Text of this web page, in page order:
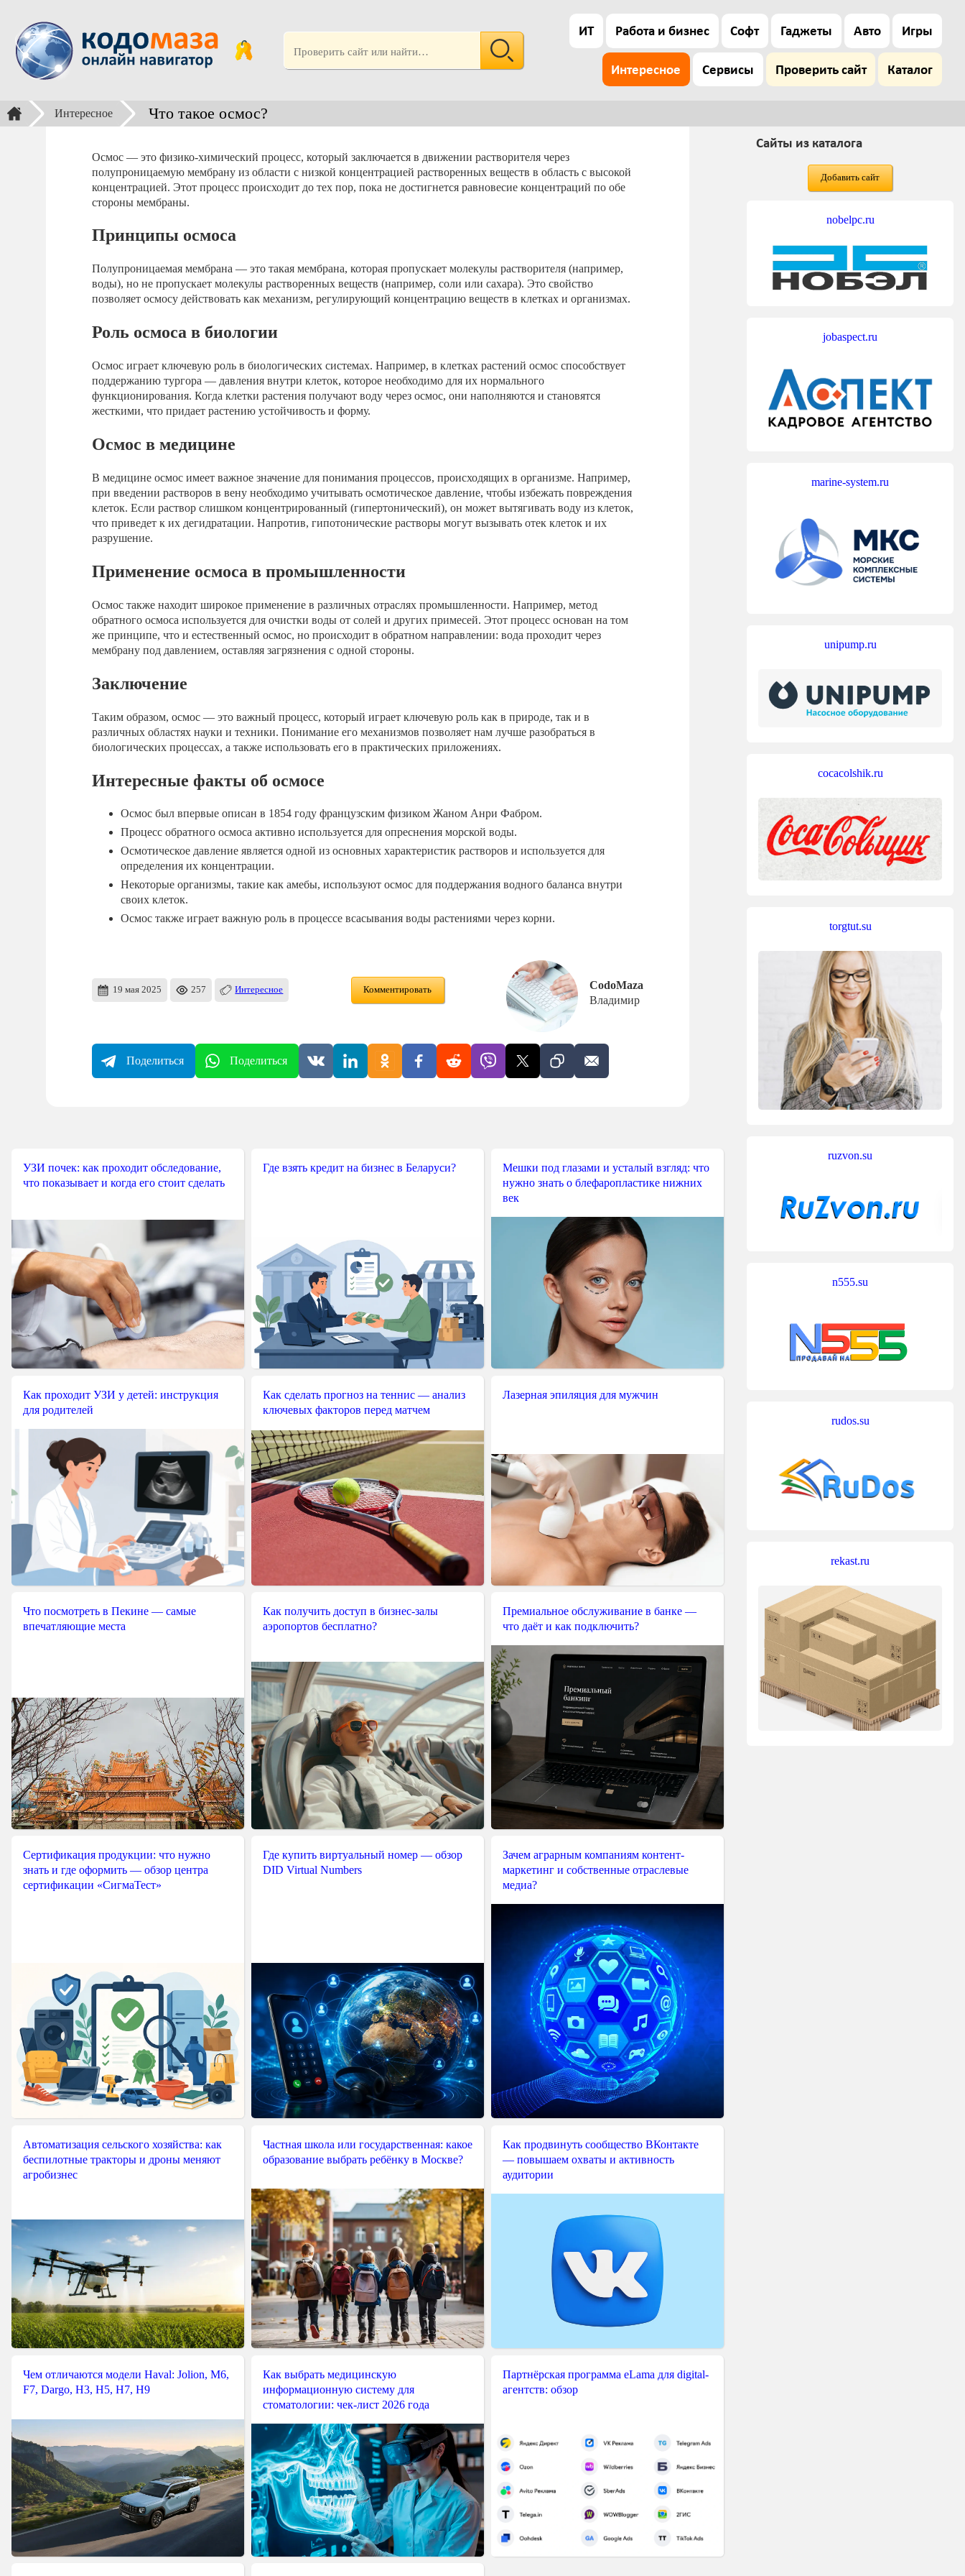
ИТ Работа и бизнес Софт Гаджеты Авто Игры
Интересное Сервисы Проверить сайт Каталог
Интересное Что такое осмос?
Осмос — это физико-химический процесс, который заключается в движении растворителя через
полупроницаемую мембрану из области с низкой концентрацией растворенных веществ в область с высокой
концентрацией. Этот процесс происходит до тех пор, пока не достигнется равновесие концентраций по обе
стороны мембраны.
Принципы осмоса
Полупроницаемая мембрана — это такая мембрана, которая пропускает молекулы растворителя (например,
воды), но не пропускает молекулы растворенных веществ (например, соли или сахара). Это свойство
позволяет осмосу действовать как механизм, регулирующий концентрацию веществ в клетках и организмах.
Роль осмоса в биологии
Осмос играет ключевую роль в биологических системах. Например, в клетках растений осмос способствует
поддержанию тургора — давления внутри клеток, которое необходимо для их нормального
функционирования. Когда клетки растения получают воду через осмос, они наполняются и становятся
жесткими, что придает растению устойчивость и форму.
Осмос в медицине
В медицине осмос имеет важное значение для понимания процессов, происходящих в организме. Например,
при введении растворов в вену необходимо учитывать осмотическое давление, чтобы избежать повреждения
клеток. Если раствор слишком концентрированный (гипертонический), он может вытягивать воду из клеток,
что приведет к их дегидратации. Напротив, гипотонические растворы могут вызывать отек клеток и их
разрушение.
Применение осмоса в промышленности
Осмос также находит широкое применение в различных отраслях промышленности. Например, метод
обратного осмоса используется для очистки воды от солей и других примесей. Этот процесс основан на том
же принципе, что и естественный осмос, но происходит в обратном направлении: вода проходит через
мембрану под давлением, оставляя загрязнения с одной стороны.
Заключение
Таким образом, осмос — это важный процесс, который играет ключевую роль как в природе, так и в
различных областях науки и техники. Понимание его механизмов позволяет нам лучше разобраться в
биологических процессах, а также использовать его в практических приложениях.
Интересные факты об осмосе
Осмос был впервые описан в 1854 году французским физиком Жаном Анри Фабром.
Процесс обратного осмоса активно используется для опреснения морской воды.
Осмотическое давление является одной из основных характеристик растворов и используется для
определения их концентрации.
Некоторые организмы, такие как амебы, используют осмос для поддержания водного баланса внутри
своих клеток.
Осмос также играет важную роль в процессе всасывания воды растениями через корни.
19 мая 2025 257 Интересное Комментировать
CodoMaza
Владимир
Поделиться Поделиться
УЗИ почек: как проходит обследование,
что показывает и когда его стоит сделать
Где взять кредит на бизнес в Беларуси?
Мешки под глазами и усталый взгляд: что
нужно знать о блефаропластике нижних
век
Как проходит УЗИ у детей: инструкция
для родителей
Как сделать прогноз на теннис — анализ
ключевых факторов перед матчем
Лазерная эпиляция для мужчин
Что посмотреть в Пекине — самые
впечатляющие места
Как получить доступ в бизнес-залы
аэропортов бесплатно?
Премиальное обслуживание в банке —
что даёт и как подключить?
Сертификация продукции: что нужно
знать и где оформить — обзор центра
сертификации «СигмаТест»
Где купить виртуальный номер — обзор
DID Virtual Numbers
Зачем аграрным компаниям контент-
маркетинг и собственные отраслевые
медиа?
Автоматизация сельского хозяйства: как
беспилотные тракторы и дроны меняют
агробизнес
Частная школа или государственная: какое
образование выбрать ребёнку в Москве?
Как продвинуть сообщество ВКонтакте
— повышаем охваты и активность
аудитории
Чем отличаются модели Haval: Jolion, M6,
F7, Dargo, H3, H5, H7, H9
Как выбрать медицинскую
информационную систему для
стоматологии: чек-лист 2026 года
Партнёрская программа eLama для digital-
агентств: обзор
Сайты из каталога
Добавить сайт
nobelpc.ru
jobaspect.ru
marine-system.ru
unipump.ru
cocacolshik.ru
torgtut.su
ruzvon.su
n555.su
rudos.su
rekast.ru